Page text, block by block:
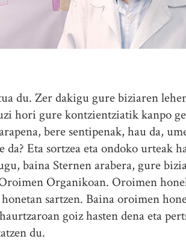
du. Zer dakigu gure biziaren
hori gure kontzientziatik kanpo
bere sentipenak, hau da,
da? Eta sortzea eta ondoko urteak
baina Sternen arabera, gure
Organikoan. Oroimen
sartzen. Baina oroimen
goiz hasten dena eta
du.